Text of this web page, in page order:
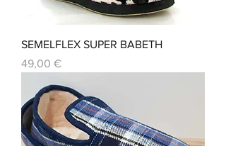
SEMELFLEX SUPER BABETH
Prix
49,00 €